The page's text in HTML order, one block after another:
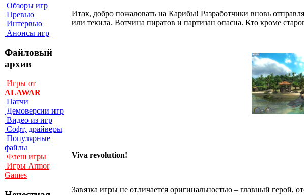
Обзоры игр
Превью
Интервью
Анонсы игр
Файловый
архив
Игры от
ALAWAR
Патчи
Демоверсии игр
Видео из игр
Софт, драйверы
Популярные
файлы
Флеш игры
Игры Armor
Games
Итак, добро пожаловать на Карибы! Разработчики вновь
или текила. Вотчина пиратов и партизан опасна. Кто кроме
Viva revolution!
Завязка игры не отличается оригинальностью – главный герой,